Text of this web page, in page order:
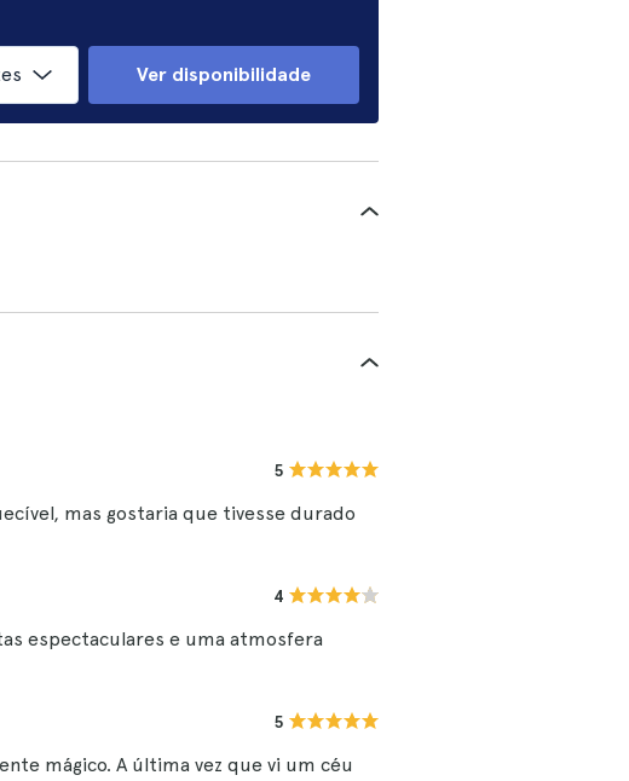
Ver disponibilidade
5
mas gostaria que tivesse durado
4
espectaculares e uma atmosfera
5
mágico. A última vez que vi um céu